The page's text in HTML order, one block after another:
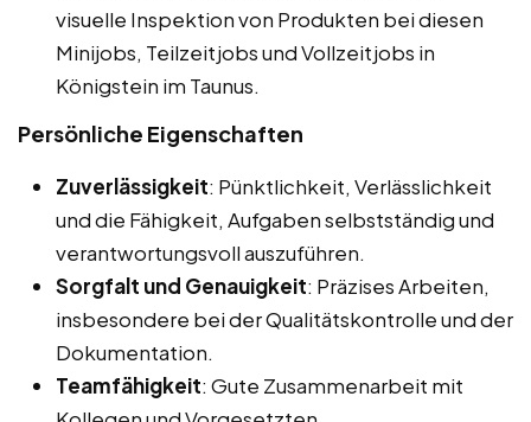
visuelle Inspektion von Produkten bei diesen
Minijobs, Teilzeitjobs und Vollzeitjobs in
Königstein im Taunus.
Persönliche Eigenschaften
Zuverlässigkeit: Pünktlichkeit, Verlässlichkeit
und die Fähigkeit, Aufgaben selbstständig und
verantwortungsvoll auszuführen.
Sorgfalt und Genauigkeit: Präzises Arbeiten,
insbesondere bei der Qualitätskontrolle und der
Dokumentation.
Teamfähigkeit: Gute Zusammenarbeit mit